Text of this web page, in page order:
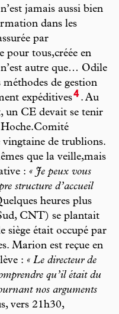
jamais aussi bien
dans les
par
pour tous,créée en
autre que… Odile
de gestion
expéditives4. Au
un CE devait se tenir
Hoche.Comité
vingtaine de trublions.
que la veille,mais
: « Je peux vous
structure d’accueil
heures plus
CNT) se plantait
siège était occupé par
Marion est reçue en
: « Le directeur de
qu’il était du
nos arguments
vers 21h30,